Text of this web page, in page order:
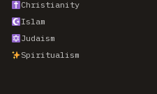
Christianity
Islam
Judaism
Spiritualism